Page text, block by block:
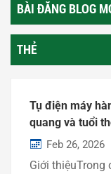
BÀI ĐĂNG BLOG
THẺ
Tụ điện máy
quang và tuổi
Feb 26, 2026
Giới thiệuTrong